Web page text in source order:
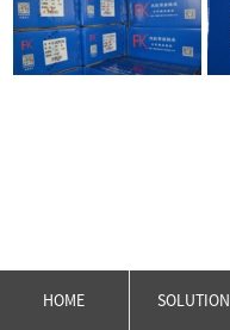
HOME SOLUTION